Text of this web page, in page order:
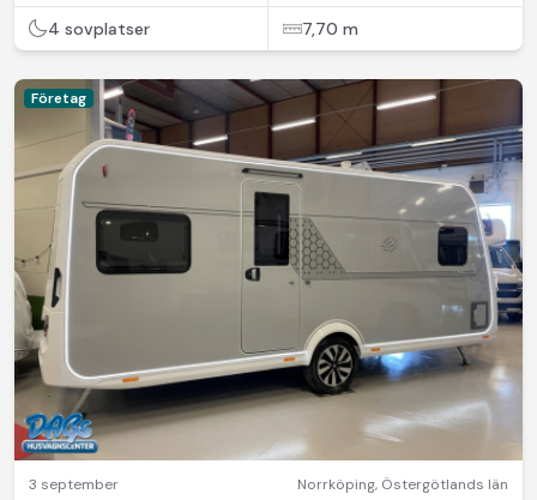
4 sovplatser 7,70 m
Företag
3 september Norrköping, Östergötlands län